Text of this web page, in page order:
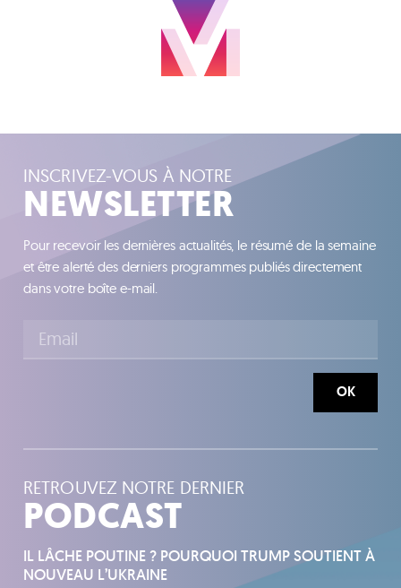
INSCRIVEZ-VOUS À NOTRE
NEWSLETTER
Pour recevoir les dernières actualités, le résumé de la semaine
et être alerté des derniers programmes publiés directement
dans votre boîte e-mail.
OK
RETROUVEZ NOTRE DERNIER
PODCAST
IL LÂCHE POUTINE ? POURQUOI TRUMP SOUTIENT À
NOUVEAU L’UKRAINE